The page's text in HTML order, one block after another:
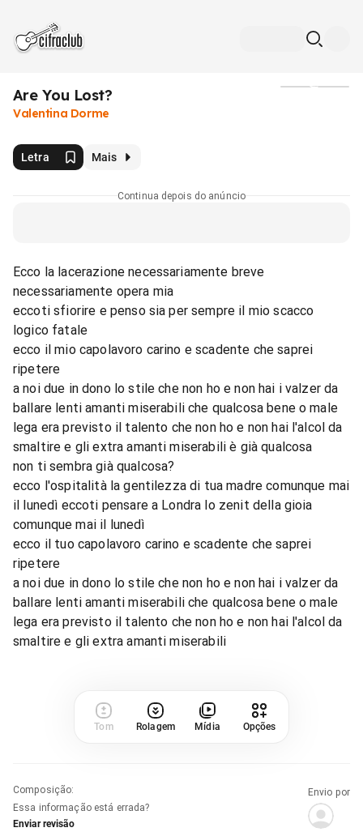
Are You Lost?
Valentina Dorme
Letra Mais
Continua depois do anúncio
Ecco la lacerazione necessariamente breve
necessariamente opera mia
eccoti sfiorire e penso sia per sempre il mio scacco
logico fatale
ecco il mio capolavoro carino e scadente che saprei
ripetere
a noi due in dono lo stile che non ho e non hai i valzer da
ballare lenti amanti miserabili che qualcosa bene o male
lega era previsto il talento che non ho e non hai l'alcol da
smaltire e gli extra amanti miserabili è già qualcosa
non ti sembra già qualcosa?
ecco l'ospitalità la gentilezza di tua madre comunque mai
il lunedì eccoti pensare a Londra lo zenit della gioia
comunque mai il lunedì
ecco il tuo capolavoro carino e scadente che saprei
ripetere
a noi due in dono lo stile che non ho e non hai i valzer da
ballare lenti amanti miserabili che qualcosa bene o male
lega era previsto il talento che non ho e non hai l'alcol da
smaltire e gli extra amanti miserabili
Tom Rolagem Mídia Opções
Composição:
Essa informação está errada?
Enviar revisão
Envio por